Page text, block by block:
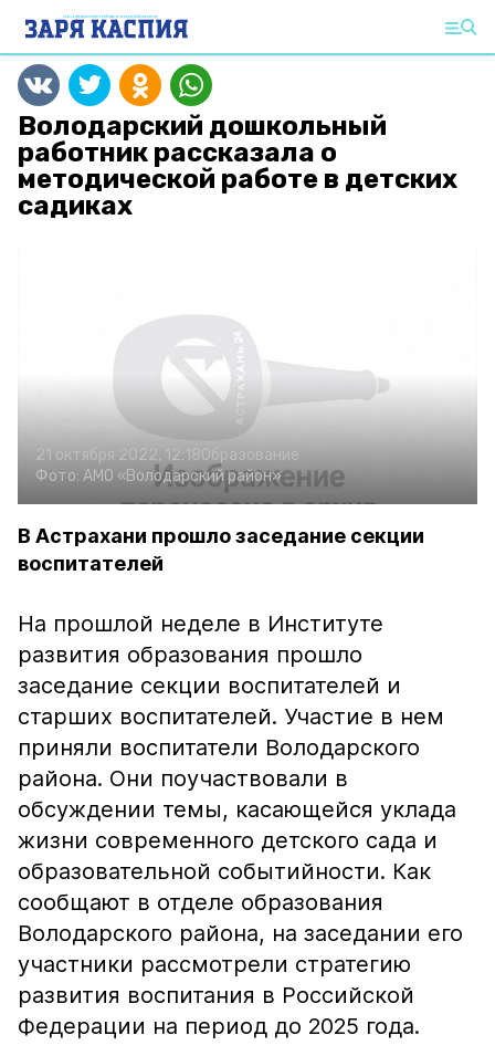
Володарский дошкольный
работник рассказала о
методической работе в детских
садиках
21 октября 2022, 12:18Образование
Фото: АМО «Володарский район»
В Астрахани прошло заседание секции
воспитателей
На прошлой неделе в Институте
развития образования прошло
заседание секции воспитателей и
старших воспитателей. Участие в нем
приняли воспитатели Володарского
района. Они поучаствовали в
обсуждении темы, касающейся уклада
жизни современного детского сада и
образовательной событийности. Как
сообщают в отделе образования
Володарского района, на заседании его
участники рассмотрели стратегию
развития воспитания в Российской
Федерации на период до 2025 года.